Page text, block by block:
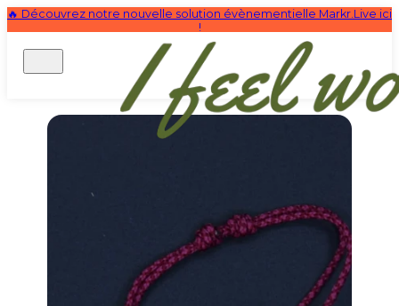
🔥 Découvrez notre nouvelle solution évènementielle Markr.Live ici
!